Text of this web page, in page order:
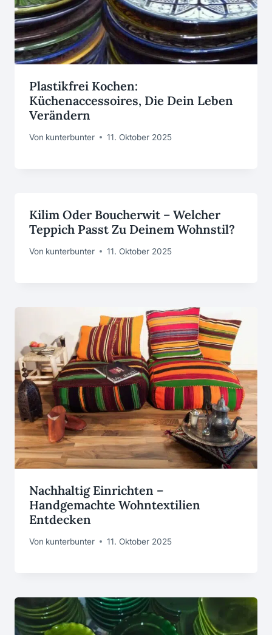
Plastikfrei Kochen:
Küchenaccessoires, Die Dein Leben
Verändern
Von kunterbunter 11. Oktober 2025
Kilim Oder Boucherwit – Welcher
Teppich Passt Zu Deinem Wohnstil?
Von kunterbunter 11. Oktober 2025
Nachhaltig Einrichten –
Handgemachte Wohntextilien
Entdecken
Von kunterbunter 11. Oktober 2025